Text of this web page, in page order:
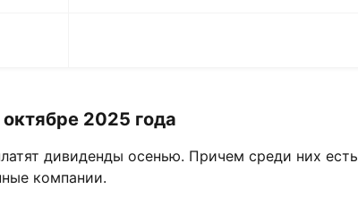
2025 года
дивиденды осенью. Причем среди них есть
компании.